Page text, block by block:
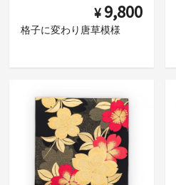
¥ 9,800
格子に変わり唐草模様